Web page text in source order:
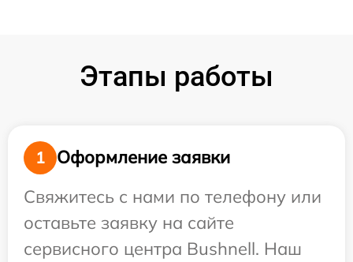
Этапы работы
1
Оформление заявки
Свяжитесь с нами по телефону или
оставьте заявку на сайте
сервисного центра Bushnell. Наш